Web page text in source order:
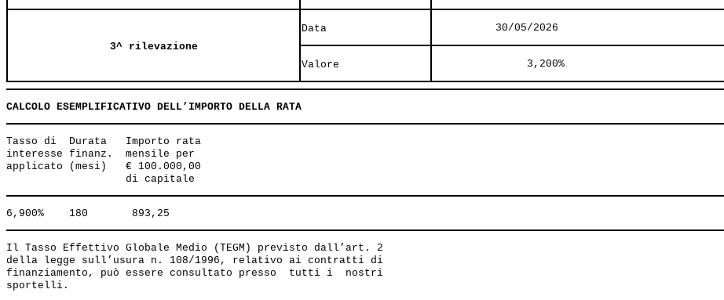
3^ rilevazione
Data
          30/05/2026
Valore
               3,200%
CALCOLO ESEMPLIFICATIVO DELL’IMPORTO DELLA RATA
Tasso di  Durata   Importo rata
interesse finanz.  mensile per
applicato (mesi)   € 100.000,00
Il Tasso Effettivo Globale Medio (TEGM) previsto dall’art. 2
della legge sull’usura n. 108/1996, relativo ai contratti di
finanziamento, può essere consultato presso  tutti i  nostri